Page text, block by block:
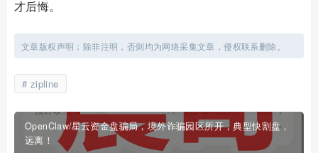
才后悔。
文章版权声明：除非注明，否则均为网络采集文章，侵权联系删除。
zipline
OpenClaw/星云资金盘骗局，境外诈骗园区所开，典型快割盘，
远离！